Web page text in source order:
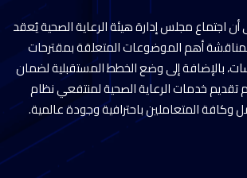
أن اجتماع مجلس إدارة هيئة الرعاية الصحية يُعقد
أهم الموضوعات المتعلقة بمقترحات
بالإضافة إلى وضع الخطط المستقبلية لضمان
تقديم خدمات الرعاية الصحية لمنتفعي نظام
وكافة المتعاملين باحترافية وجودة عالمية.